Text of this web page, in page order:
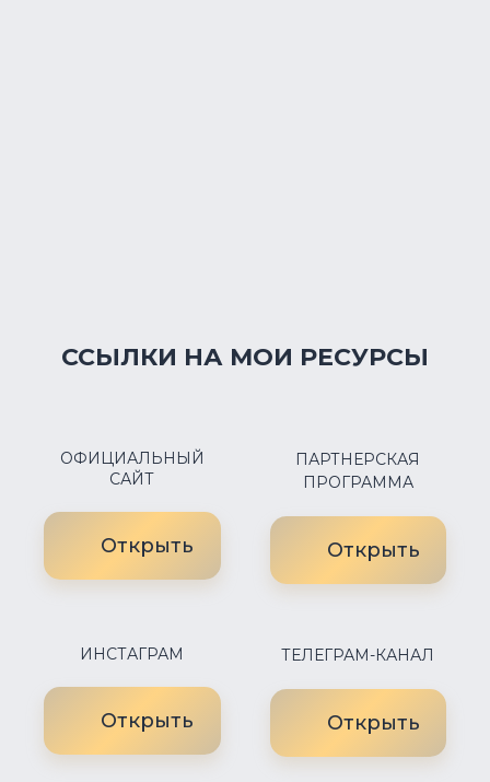
ССЫЛКИ НА МОИ РЕСУРСЫ
ОФИЦИАЛЬНЫЙ
САЙТ
Открыть
ПАРТНЕРСКАЯ
ПРОГРАММА
Открыть
ИНСТАГРАМ
Открыть
ТЕЛЕГРАМ-КАНАЛ
Открыть